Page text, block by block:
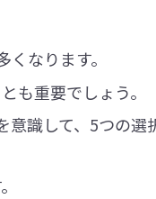
くなります。
も重要でしょう。
意識して、5つの